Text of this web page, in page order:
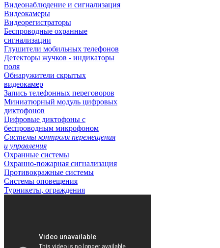
Видеонаблюдение и сигнализация
Видеокамеры
Видеорегистраторы
Беспроводные охранные
сигнализации
Глушители мобильных телефонов
Детекторы жучков - индикаторы
поля
Обнаружители скрытых
видеокамер
Запись телефонных переговоров
Миниатюрный модуль цифровых
диктофонов
Цифровые диктофоны с
беспроводным микрофоном
Системы контроля перемещения
и управления
Охранные системы
Охранно-пожарная сигнализация
Противокражные системы
Системы оповещения
Турникеты, ограждения